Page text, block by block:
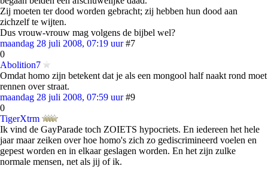
Zij moeten ter dood worden gebracht; zij hebben hun dood aan
zichzelf te wijten.
Dus vrouw-vrouw mag volgens de bijbel wel?
maandag 28 juli 2008, 07:19 uur #7
0
Abolition7
Omdat homo zijn betekent dat je als een mongool half naakt rond moet
rennen over straat.
maandag 28 juli 2008, 07:59 uur #9
0
TigerXtrm
Ik vind de GayParade toch ZOIETS hypocriets. En iedereen het hele
jaar maar zeiken over hoe homo's zich zo gediscrimineerd voelen en
gepest worden en in elkaar geslagen worden. En het zijn zulke
normale mensen, net als jij of ik.